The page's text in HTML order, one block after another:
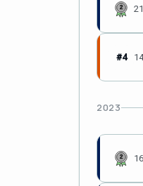
#4
2023